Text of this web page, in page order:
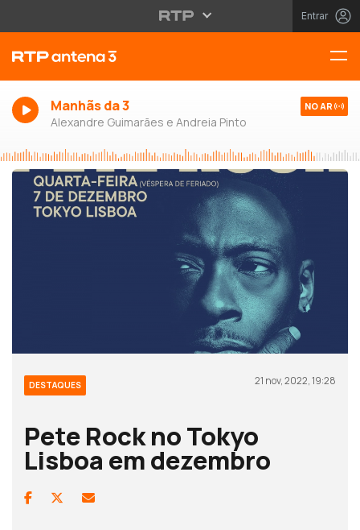
Entrar
Manhãs da 3
Alexandre Guimarães e Andreia Pinto
NO AR
DESTAQUES 21 nov, 2022, 19:28
Pete Rock no Tokyo
Lisboa em dezembro